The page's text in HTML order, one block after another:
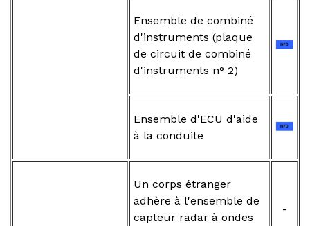
Ensemble de combiné
d'instruments (plaque
de circuit de combiné
d'instruments n° 2)
Ensemble d'ECU d'aide
à la conduite
Un corps étranger
adhère à l'ensemble de
capteur radar à ondes
-